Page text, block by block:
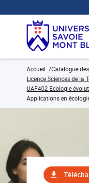
Accueil Catalogue
Licence Sciences de la
UAF402 Ecologie
Applications en